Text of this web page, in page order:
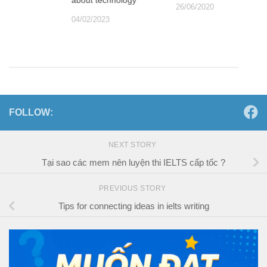
04/02/2023
26/06/2020
FOLLOW:
NEXT STORY
Tại sao các mem nên luyện thi IELTS cấp tốc ?
PREVIOUS STORY
Tips for connecting ideas in ielts writing